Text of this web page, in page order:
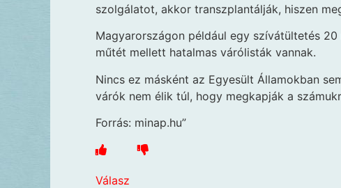
szolgálatot, akkor transzplantálják, hiszen
Magyarországon például egy szívátültetés
műtét mellett hatalmas várólisták vannak.
Nincs ez másként az Egyesült Államokban
várók nem élik túl, hogy megkapják a
Forrás: minap.hu”
Válasz